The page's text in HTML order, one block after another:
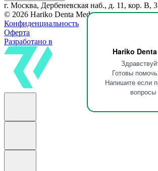
Hariko
Готовы
Напишите если
вопросы
г. Москва, Дербеневская наб., д. 11, кор. В,
© 2026 Hariko Denta Med
Конфиденциальность
Оферта
Разработано в